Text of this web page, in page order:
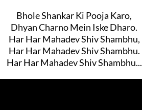
Bhole Shankar Ki Pooja Karo,
Dhyan Charno Mein Iske Dharo.
Har Har Mahadev Shiv Shambhu,
Har Har Mahadev Shiv Shambhu.
Har Har Mahadev Shiv Shambhu...